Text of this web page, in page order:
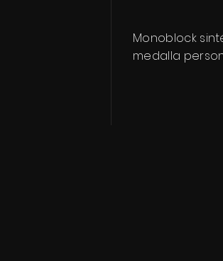
Monoblock
medalla